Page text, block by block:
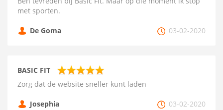
met sporten.
De Goma 03-02-2020
BASIC FIT
Zorg dat de website sneller kunt laden
Josephia 03-02-2020